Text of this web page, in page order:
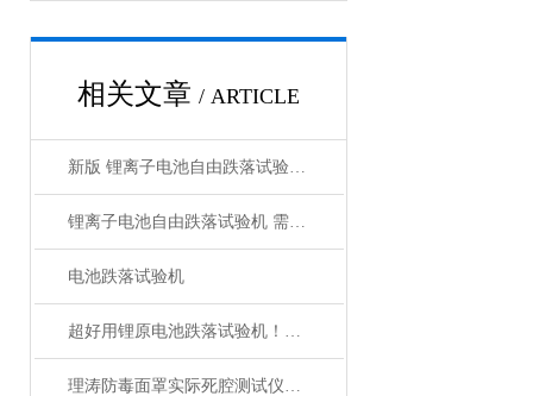
相关文章 / ARTICLE
新版 锂离子电池自由跌落试验箱 可用于哪些试验？
锂离子电池自由跌落试验机 需满足以下实验要求
电池跌落试验机
超好用锂原电池跌落试验机！一台硬核测试仪！看上海理涛如何花式介绍
理涛防毒面罩实际死腔测试仪技术参数 源头厂货